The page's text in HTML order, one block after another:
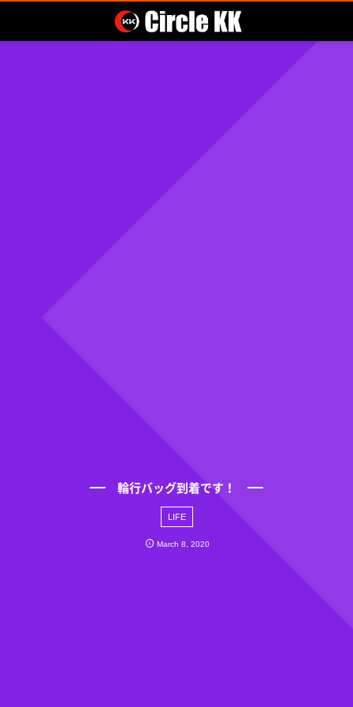
輪行バッグ到着です！
LIFE
March 8 2020